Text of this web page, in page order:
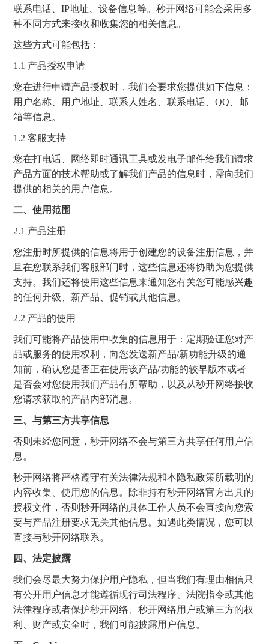
联系电话、IP地址、设备信息等。秒开网络可能会采用多
种不同方式来接收和收集您的相关信息。
这些方式可能包括：
1.1 产品授权申请
您在进行申请产品授权时，我们会要求您提供如下信息：
用户名称、用户地址、联系人姓名、联系电话、QQ、邮
箱等信息。
1.2 客服支持
您在打电话、网络即时通讯工具或发电子邮件给我们请求
产品方面的技术帮助或了解我们产品的信息时，需向我们
提供的相关的用户信息。
二、使用范围
2.1 产品注册
您注册时所提供的信息将用于创建您的设备注册信息，并
且在您联系我们客服部门时，这些信息还将协助为您提供
支持。我们还将使用这些信息来通知您有关您可能感兴趣
的任何升级、新产品、促销或其他信息。
2.2 产品的使用
我们可能将产品使用中收集的信息用于：定期验证您对产
品或服务的使用权利，向您发送新产品/新功能升级的通
知前，确认您是否正在使用该产品/功能的较早版本或者
是否会对您使用我们产品有所帮助，以及从秒开网络接收
您请求获取的产品内部消息。
三、与第三方共享信息
否则未经您同意，秒开网络不会与第三方共享任何用户信
息。
秒开网络将严格遵守有关法律法规和本隐私政策所载明的
内容收集、使用您的信息。除非持有秒开网络官方出具的
授权文件，否则秒开网络的具体工作人员不会直接向您索
要与产品注册要求无关其他信息。如遇此类情况，您可以
直接与秒开网络联系。
四、法定披露
我们会尽最大努力保护用户隐私，但当我们有理由相信只
有公开用户信息才能遵循现行司法程序、法院指令或其他
法律程序或者保护秒开网络、秒开网络用户或第三方的权
利、财产或安全时，我们可能披露用户信息。